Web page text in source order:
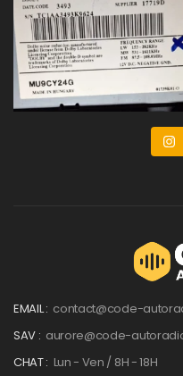
EMAIL : contact@code-
SAV : aurore@code-
CHAT : Lun - Ven / 8H - 18H